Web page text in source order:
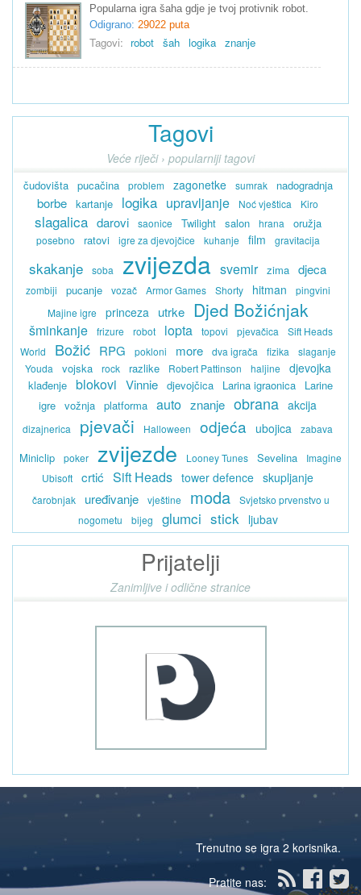
Popularna igra šaha gdje je tvoj protivnik robot.
Odigrano: 29022 puta
Tagovi: robot šah logika znanje
Tagovi
Veće riječi › popularniji tagovi
čudovišta pucačina problem zagonetke sumrak nadogradnja
borbe kartanje logika upravljanje Noć vještica Kiro
slagalica darovi saonice Twilight salon hrana oružja
posebno ratovi igre za djevojčice kuhanje film gravitacija
skakanje soba zvijezda svemir zima djeca
zombiji pucanje vozač Armor Games Shorty hitman
pingvini
Majine igre
princeza utrke Djed Božićnjak
šminkanje frizure robot lopta topovi pjevačica
Sift Heads
World
Božić RPG pokloni more dva igrača fizika
slaganje
Youda
vojska rock razlike Robert Pattinson haljine djevojka
klađenje blokovi Vinnie djevojčica Larina igraonica
Larine
igre vožnja platforma auto znanje obrana akcija
dizajnerica pjevači Halloween odjeća ubojica zabava
Miniclip poker zvijezde Looney Tunes Sevelina
Imagine
Ubisoft
crtić Sift Heads tower defence skupljanje
čarobnjak uređivanje vještine moda
Svjetsko prvenstvo u
nogometu
bijeg glumci stick ljubav
Prijatelji
Zanimljive i odlične stranice
Trenutno se igra 2 korisnika.
Pratite nas: